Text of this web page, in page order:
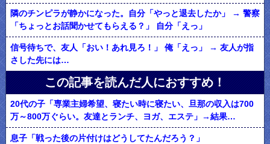
隣のチンピラが静かになった。自分「やっと退去したか」 → 警察
「ちょっとお話聞かせてもらえる？」 自分「えっ」
信号待ちで、友人「おい！あれ見ろ！」 俺「えっ」 → 友人が指
さした先には…
この記事を読んだ人におすすめ！
20代の子「専業主婦希望、寝たい時に寝たい、旦那の収入は700
万～800万ぐらい。友達とランチ、ヨガ、エステ」→結果…
息子「戦った後の片付けはどうしてたんだろう？」